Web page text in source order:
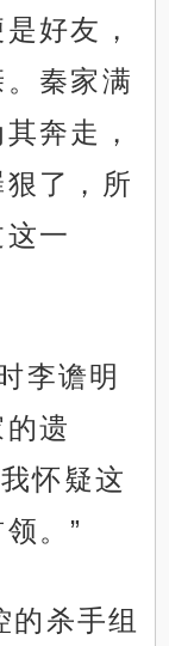
好友，
秦家满
奔走，
了，所
一
李谵明
遗
怀疑这
。”
杀手组